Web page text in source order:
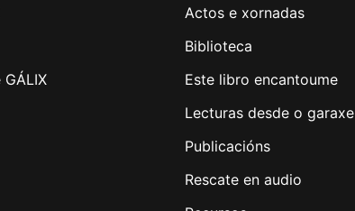
Actos e xornadas
Biblioteca
Este libro encantoume
Lecturas desde o garaxe
Publicacións
Rescate en audio